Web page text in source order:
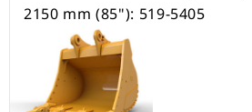
2150 mm (85"): 519-5405